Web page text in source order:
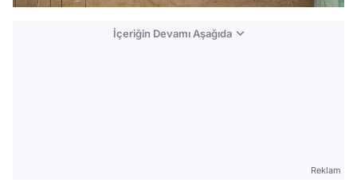
İçeriğin Devamı Aşağıda
Reklam